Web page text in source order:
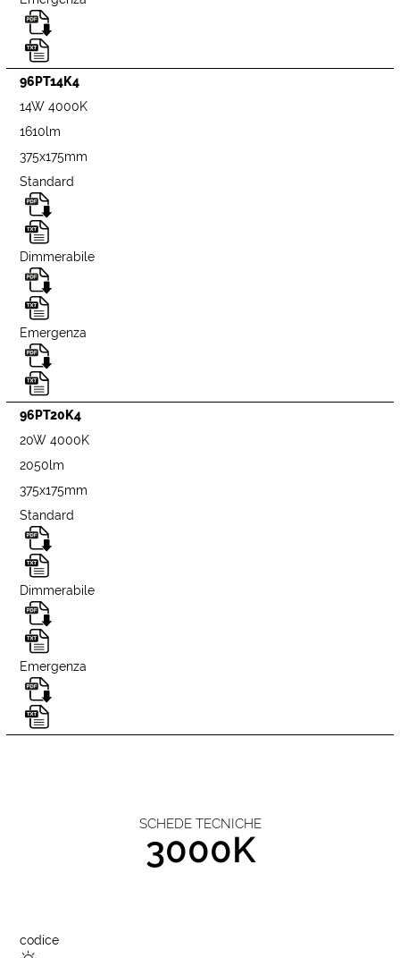
96PT14K4
14W 4000K
1610lm
375x175mm
Standard
Dimmerabile
Emergenza
96PT20K4
20W 4000K
2050lm
375x175mm
Standard
Dimmerabile
Emergenza
SCHEDE TECNICHE
3000K
codice